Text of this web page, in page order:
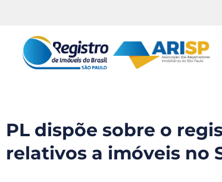
PL dispõe sobre o
relativos a imóveis no